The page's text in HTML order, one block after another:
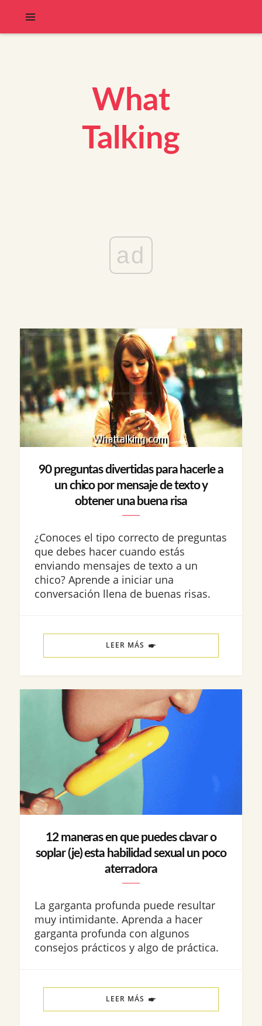
What
Talking
ad
90 preguntas divertidas para hacerle a
un chico por mensaje de texto y
obtener una buena risa
¿Conoces el tipo correcto de preguntas
que debes hacer cuando estás
enviando mensajes de texto a un
chico? Aprende a iniciar una
conversación llena de buenas risas.
LEER MÁS
12 maneras en que puedes clavar o
soplar (je) esta habilidad sexual un poco
aterradora
La garganta profunda puede resultar
muy intimidante. Aprenda a hacer
garganta profunda con algunos
consejos prácticos y algo de práctica.
LEER MÁS